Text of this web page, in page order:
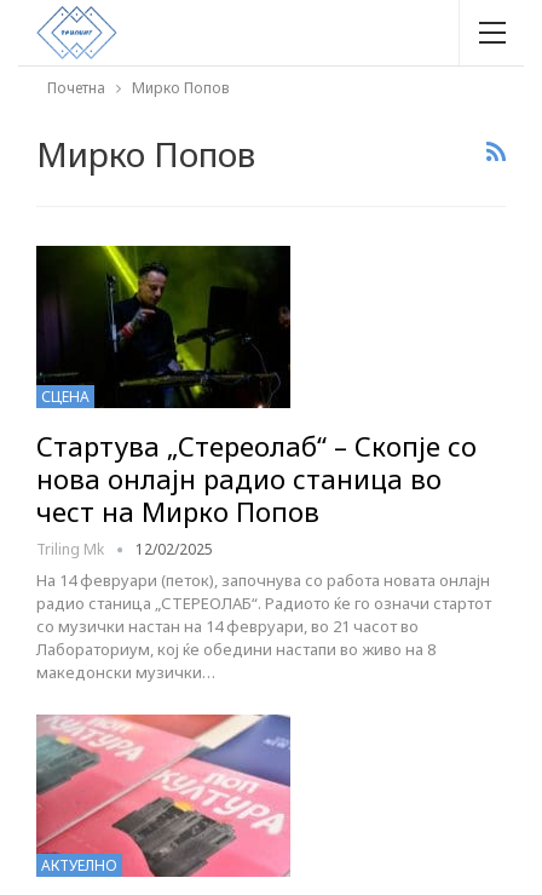
Почетна Мирко Попов
Мирко Попов
СЦЕНА
Стартува „Стереолаб“ – Скопје со
нова онлајн радио станица во
чест на Мирко Попов
Triling Mk 12/02/2025
На 14 февруари (петок), започнува со работа новата онлајн
радио станица „СТЕРЕОЛАБ“. Радиото ќе го означи стартот
со музички настан на 14 февруари, во 21 часот во
Лабораториум, кој ќе обедини настапи во живо на 8
македонски музички…
АКТУЕЛНО